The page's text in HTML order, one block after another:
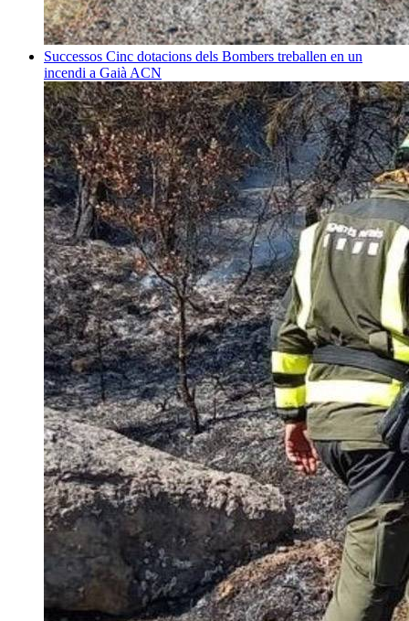
Successos Cinc dotacions dels Bombers treballen en un
incendi a Gaià ACN